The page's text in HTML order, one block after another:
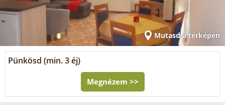
Mutasd a térképen
Pünkösd (min. 3 éj)
Megnézem >>